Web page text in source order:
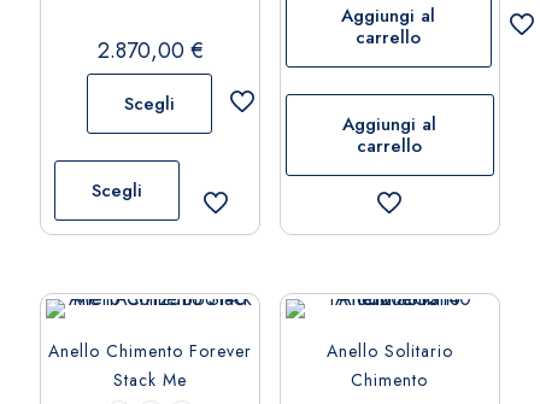
2.870,00€
Scegli
Scegli
più
Le
possono
essere
Aggiungi al
carrello
Aggiungi al
carrello
Anello Chimento Forever
Stack Me
Anello Solitario
Chimento